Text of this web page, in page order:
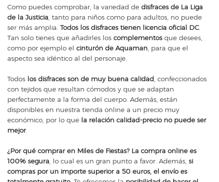
Como puedes comprobar, la variedad de disfraces de La Liga
de la Justicia , tanto para niños como para adultos, no puede
ser más amplia. Todos los disfraces tienen licencia oficial DC.
Tan solo tienes que añadirles los complementos que desees,
como por ejemplo el cinturón de Aquaman , para que el
aspecto sea idéntico al del personaje.
Todos los disfraces son de muy buena calidad , confeccionados
con tejidos que resultan cómodos y que se adaptan
perfectamente a la forma del cuerpo. Además, están
disponibles en nuestra tienda online a un precio muy
económico, por lo que la relación calidad-precio no puede ser
mejor.
¿Por qué comprar en Miles de Fiestas? La compra online es
100% segura , lo cual es un gran punto a favor. Además, si
compras por un importe superior a 50 euros, el envío es